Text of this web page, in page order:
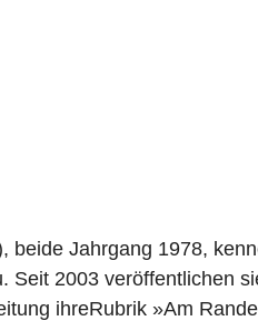
beide Jahrgang 1978,
Seit 2003 veröffentlichen
ihreRubrik »Am